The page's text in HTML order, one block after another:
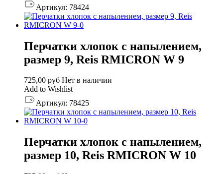
Артикул: 78424
Перчатки хлопок с напылением,
размер 9, Reis RMICRON W 9
725,00 руб Нет в наличии
Add to Wishlist
Артикул: 78425
Перчатки хлопок с напылением,
размер 10, Reis RMICRON W 10